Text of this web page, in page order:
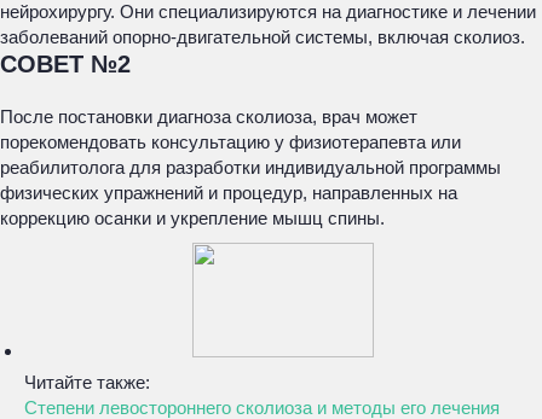
нейрохирургу. Они специализируются на диагностике и лечении
заболеваний опорно-двигательной системы, включая сколиоз.
СОВЕТ №2
После постановки диагноза сколиоза, врач может
порекомендовать консультацию у физиотерапевта или
реабилитолога для разработки индивидуальной программы
физических упражнений и процедур, направленных на
коррекцию осанки и укрепление мышц спины.
Читайте также:
Степени левостороннего сколиоза и методы его лечения